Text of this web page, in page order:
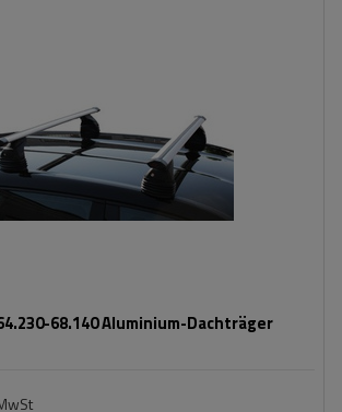
68.140 Aluminium-Dachträger